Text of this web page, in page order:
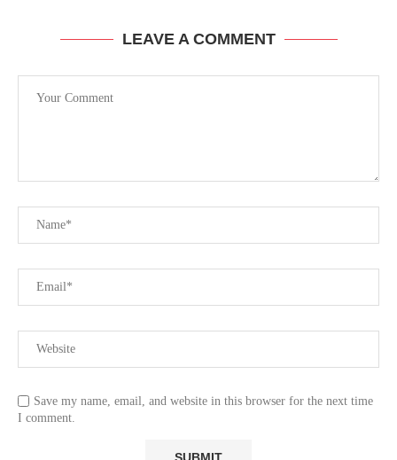
LEAVE A COMMENT
Save my name, email, and website in this browser for the next time
I comment.